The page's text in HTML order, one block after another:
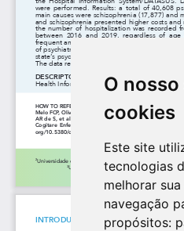
O
cookies
Este site
tecnologias
melhorar
navegação
propósitos: